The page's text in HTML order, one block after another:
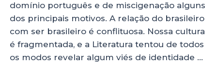
domínio português e de miscigenação alguns
dos principais motivos. A relação do brasileiro
com ser brasileiro é conflituosa. Nossa cultura
é fragmentada, e a Literatura tentou de todos
os modos revelar algum viés de identidade …